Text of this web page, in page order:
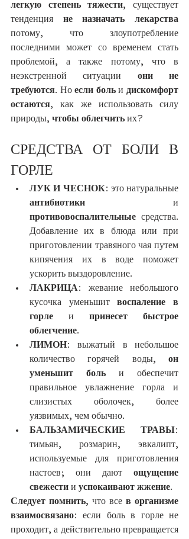
легкую степень тяжести, существует
тенденция не назначать лекарства
потому, что злоупотребление
последними может со временем стать
проблемой, а также потому, что в
неэкстренной ситуации они не
требуются. Но если боль и дискомфорт
остаются, как же использовать силу
природы, чтобы облегчить их?
СРЕДСТВА ОТ БОЛИ В
ГОРЛЕ
ЛУК И ЧЕСНОК
антибиотики и
противовоспалительные средства.
Добавление их в блюда или при
приготовлении травяного чая путем
кипячения их в воде поможет
ускорить выздоровление.
ЛАКРИЦА: жевание небольшого
кусочка уменьшит воспаление в
горле и принесет быстрое
облегчение.
ЛИМОН: выжатый в небольшое
количество горячей воды, он
уменьшит боль и обеспечит
правильное увлажнение горла и
слизистых оболочек, более
уязвимых, чем обычно.
БАЛЬЗАМИЧЕСКИЕ ТРАВЫ:
тимьян, розмарин, эвкалипт,
используемые для приготовления
настоев; они дают ощущение
свежести и успокаивают жжение.
Следует помнить, что все в организме
взаимосвязано: если боль в горле не
проходит, а действительно превращается